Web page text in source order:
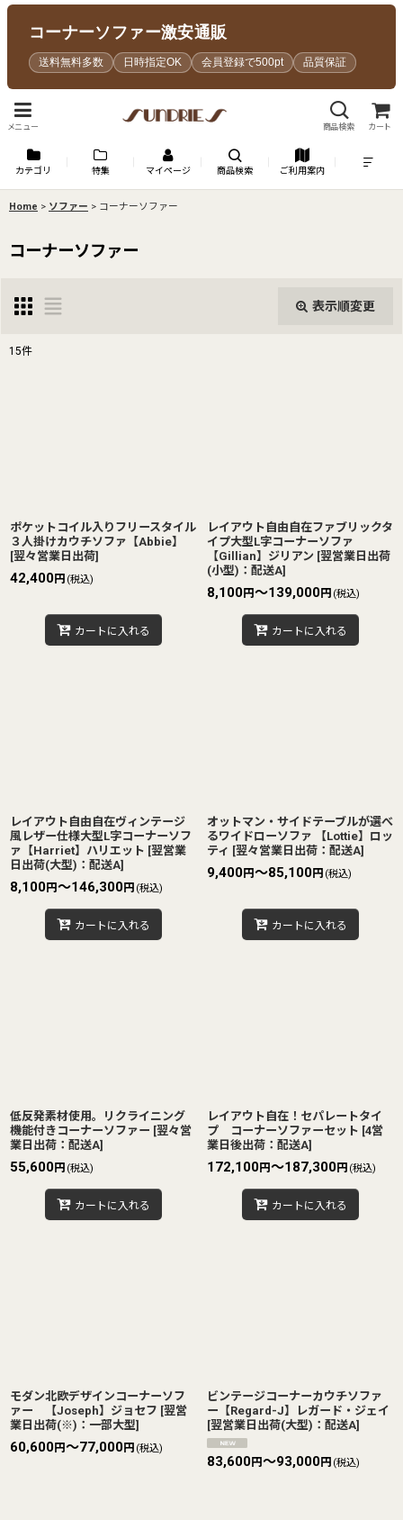
コーナーソファー激安通販
送料無料多数 日時指定OK 会員登録で500pt 品質保証
メニュー 商品検索 カート
カテゴリ 特集 マイページ 商品検索 ご利用案内
Home > ソファー > コーナーソファー
コーナーソファー
表示順変更
15件
ポケットコイル入りフリースタイル
３人掛けカウチソファ【Abbie】
[翌々営業日出荷]
42,400円 (税込)
カートに入れる
レイアウト自由自在ファブリックタ
イプ大型L字コーナーソファ
【Gillian】ジリアン [翌営業日出荷
(小型)：配送A]
8,100円～139,000円 (税込)
カートに入れる
レイアウト自由自在ヴィンテージ
風レザー仕様大型L字コーナーソフ
ァ【Harriet】ハリエット [翌営業
日出荷(大型)：配送A]
8,100円～146,300円 (税込)
カートに入れる
オットマン・サイドテーブルが選べ
るワイドローソファ 【Lottie】ロッ
ティ [翌々営業日出荷：配送A]
9,400円～85,100円 (税込)
カートに入れる
低反発素材使用。リクライニング
機能付きコーナーソファー [翌々営
業日出荷：配送A]
55,600円 (税込)
カートに入れる
レイアウト自在！セパレートタイ
プ コーナーソファーセット [4営
業日後出荷：配送A]
172,100円～187,300円 (税込)
カートに入れる
モダン北欧デザインコーナーソフ
ァー 【Joseph】ジョセフ [翌営
業日出荷(※)：一部大型]
60,600円～77,000円 (税込)
ビンテージコーナーカウチソファ
ー【Regard-J】レガード・ジェイ
[翌営業日出荷(大型)：配送A]
83,600円～93,000円 (税込)